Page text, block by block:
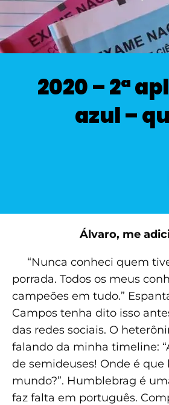
2020 – 2ª
azul –
Álvaro, me
“Nunca conheci quem
porrada. Todos os meus
campeões em tudo.”
Campos tenha dito isso
das redes sociais. O
falando da minha timeline:
de semideuses! Onde é que
mundo?”. Humblebrag é
faz falta em português.